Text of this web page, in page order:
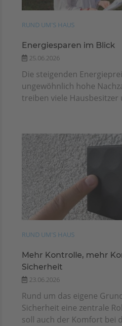
RUND UM'S HAUS
Energiesparen im Blick
25.06.2026
Die steigenden
ungewöhnlich hohe
treiben viele Hausbesitzer
RUND UM'S HAUS
Mehr Kontrolle, mehr
Sicherheit
23.06.2026
Rund um das eigene
Sicherheit eine zentrale
soll auch der Komfort bei